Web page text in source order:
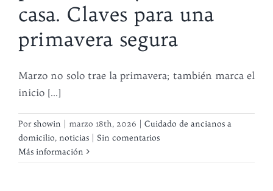
casa. Claves para una
primavera segura
Marzo no solo trae la primavera; también marca el
inicio [...]
Porshowin marzo 18th, 2026
Cuidado de ancianos a
domicilio, noticias
Sin comentarios
Más información